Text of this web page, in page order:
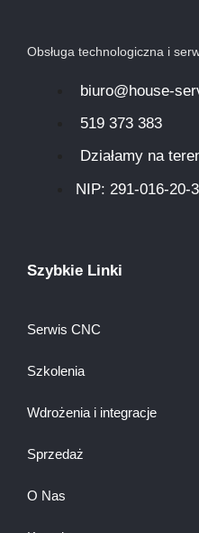
Obsługa technologiczna i
biuro@house-
519 373 383
Działamy na
NIP: 291-016-20-
Szybkie Linki
Serwis CNC
Szkolenia
Wdrożenia i integracje
Sprzedaż
O Nas